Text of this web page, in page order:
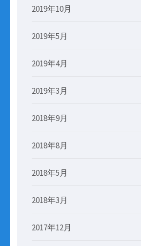
2019年10月
2019年5月
2019年4月
2019年3月
2018年9月
2018年8月
2018年5月
2018年3月
2017年12月